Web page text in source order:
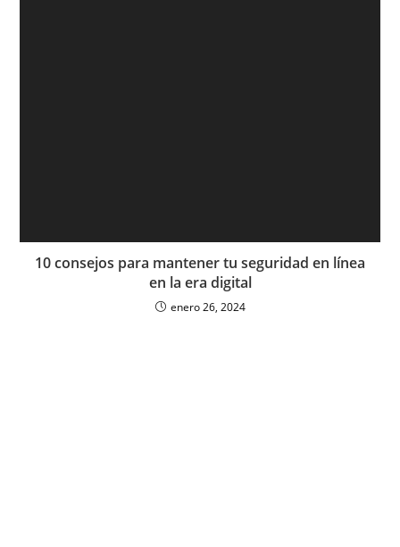
10 consejos para mantener tu seguridad en línea
en la era digital
enero 26, 2024